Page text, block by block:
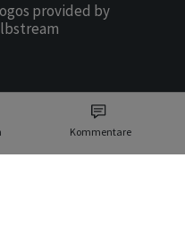
Kommentare
provided by